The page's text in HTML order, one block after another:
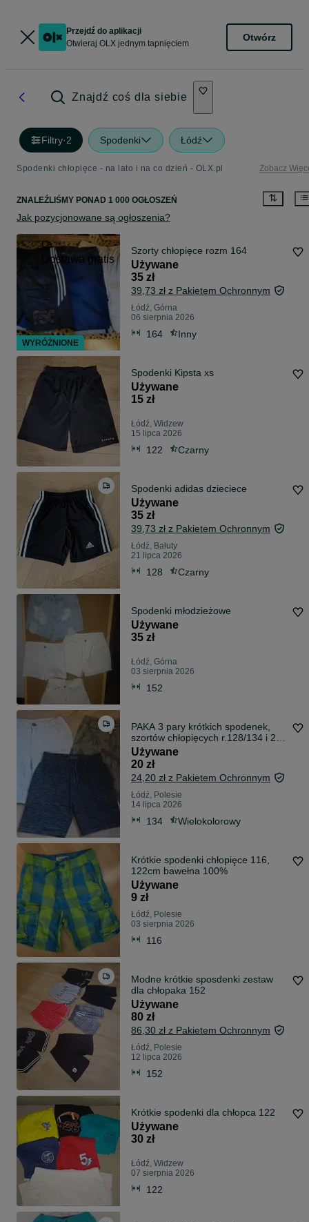
Przejdź do aplikacji
Otwieraj OLX jednym tapnięciem
Otwórz
Znajdź coś dla siebie
Filtry·2 Spodenki Łódź
Spodenki chłopięce - na lato i na co dzień - OLX.pl Zobacz
ZNALEŹLIŚMY PONAD 1 000 OGŁOSZEŃ
Jak pozycjonowane są ogłoszenia?
Dostawa gratis
Szorty chłopięce rozm 164
Używane
35 zł
39,73 zł z Pakietem Ochronnym
Łódź, Górna
06 sierpnia 2026
164 Inny
Spodenki Kipsta xs
Używane
15 zł
Łódź, Widzew
15 lipca 2026
122 Czarny
Spodenki adidas dzieciece
Używane
35 zł
39,73 zł z Pakietem Ochronnym
Łódź, Bałuty
21 lipca 2026
128 Czarny
Spodenki młodzieżowe
Używane
35 zł
Łódź, Górna
03 sierpnia 2026
152
PAKA 3 pary krótkich spodenek,
szortów chłopięcych r.128/134 i 2
podkoszulki RESERVED
Używane
20 zł
24,20 zł z Pakietem Ochronnym
Łódź, Polesie
14 lipca 2026
134 Wielokolorowy
Krótkie spodenki chłopięce 116,
122cm bawełna 100%
Używane
9 zł
Łódź, Polesie
03 sierpnia 2026
116
Modne krótkie sposdenki zestaw
dla chłopaka 152
Używane
80 zł
86,30 zł z Pakietem Ochronnym
Łódź, Polesie
12 lipca 2026
152
Krótkie spodenki dla chłopca 122
Używane
30 zł
Łódź, Widzew
07 sierpnia 2026
122
WYRÓŻNIONE